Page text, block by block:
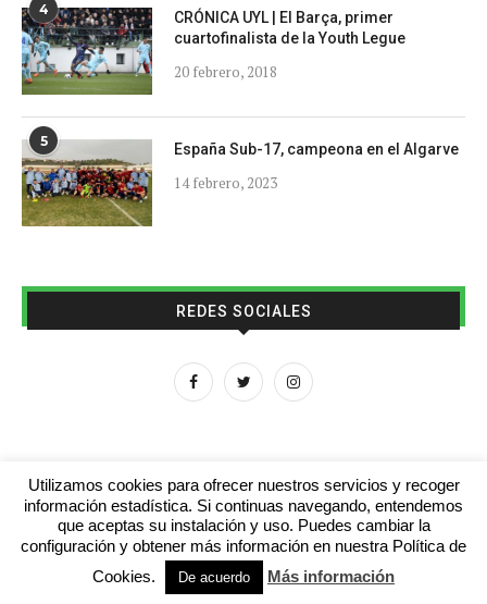
4
CRÓNICA UYL | El Barça, primer
cuartofinalista de la Youth Legue
20 febrero, 2018
5 España Sub-17, campeona en el Algarve
14 febrero, 2023
REDES SOCIALES
Aviso legal Contacto Colabora con nosotros
© 2016 - futboljuvenil.es
Utilizamos cookies para ofrecer nuestros servicios y recoger
información estadística. Si continuas navegando, entendemos
que aceptas su instalación y uso. Puedes cambiar la
configuración y obtener más información en nuestra Política de
Cookies.
De acuerdo Más información